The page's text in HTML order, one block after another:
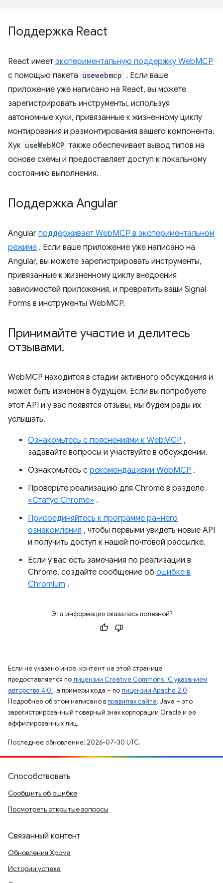
Поддержка React
React имеет экспериментальную поддержку WebMCP
с помощью пакета usewebmcp . Если ваше
приложение уже написано на React, вы можете
зарегистрировать инструменты, используя
автономные хуки, привязанные к жизненному циклу
монтирования и размонтирования вашего компонента.
Хук useWebMCP также обеспечивает вывод типов на
основе схемы и предоставляет доступ к локальному
состоянию выполнения.
Поддержка Angular
Angular поддерживает WebMCP в экспериментальном
режиме . Если ваше приложение уже написано на
Angular, вы можете зарегистрировать инструменты,
привязанные к жизненному циклу внедрения
зависимостей приложения, и превратить ваши Signal
Forms в инструменты WebMCP.
Принимайте участие и делитесь
отзывами.
WebMCP находится в стадии активного обсуждения и
может быть изменен в будущем. Если вы попробуете
этот API и у вас появятся отзывы, мы будем рады их
услышать.
Ознакомьтесь с пояснениями к WebMCP ,
задавайте вопросы и участвуйте в обсуждении.
Ознакомьтесь с рекомендациями WebMCP .
Проверьте реализацию для Chrome в разделе
«Статус Chrome» .
Присоединяйтесь к программе раннего
ознакомления , чтобы первыми увидеть новые API
и получить доступ к нашей почтовой рассылке.
Если у вас есть замечания по реализации в
Chrome, создайте сообщение об ошибке в
Chromium .
Эта информация оказалась полезной?
Если не указано иное, контент на этой странице
предоставляется полицензии Creative Commons "С указанием
авторства 4.0", а примеры кода – полицензии Apache 2.0.
Подробнее об этом написано вправилах сайта. Java – это
зарегистрированный товарный знак корпорации Oracle и ее
аффилированных лиц.
Последнее обновление: 2026-07-30 UTC.
Способствовать
Сообщить об ошибке
Посмотреть открытые вопросы
Связанный контент
Обновления Хрома
Истории успеха